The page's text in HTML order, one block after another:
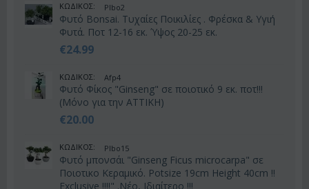
ΚΩΔΙΚΟΣ: Plbo2
Φυτό Bonsai. Τυχαίες Ποικιλίες . Φρέσκα & Υγιή
Φυτά. Ποτ 12-16 εκ. Ύψος 20-25 εκ.
€24.99
ΚΩΔΙΚΟΣ: Afp4
Φυτό Φίκος "Ginseng" σε ποιοτικό 9 εκ. ποτ!!!
(Μόνο για την ΑΤΤΙΚΗ)
€20.00
ΚΩΔΙΚΟΣ: Plbo15
Φυτό μπονσάι "Ginseng Ficus microcarpa" σε
Ποιοτικο Κεραμικό. Potsize 19cm Height 40cm !!
Exclusive !!!!" .Νέο, Ιδιαίτερο !!!